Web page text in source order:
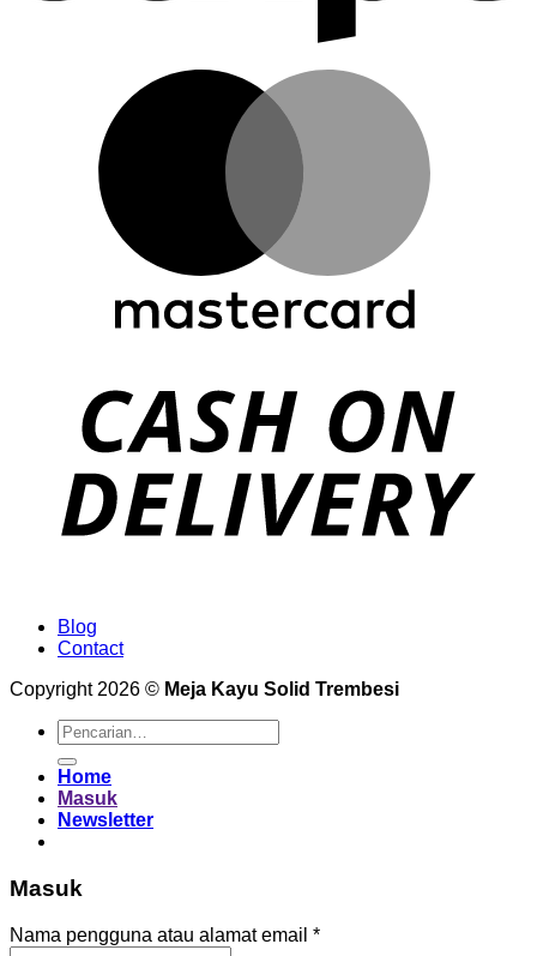
Blog
Contact
Copyright 2026 © Meja Kayu Solid Trembesi
Pencarian
untuk:
Home
Masuk
Newsletter
Masuk
Nama pengguna atau alamat email *Wajib